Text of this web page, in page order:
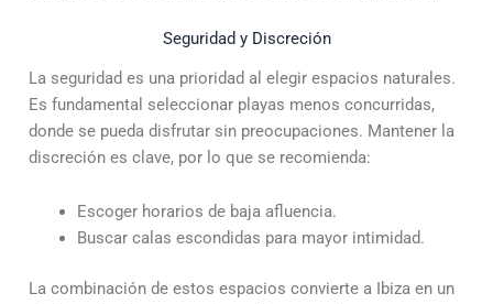
Seguridad y Discreción
La seguridad es una prioridad al elegir espacios naturales.
Es fundamental seleccionar playas menos concurridas,
donde se pueda disfrutar sin preocupaciones. Mantener la
discreción es clave, por lo que se recomienda:
Escoger horarios de baja afluencia.
Buscar calas escondidas para mayor intimidad.
La combinación de estos espacios convierte a Ibiza en un